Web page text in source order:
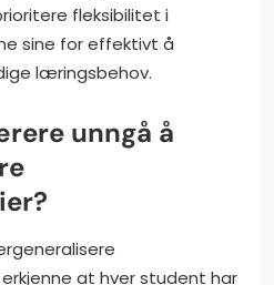
fleksibilitet i
sine for effektivt å
læringsbehov.
unngå å
at hver student har